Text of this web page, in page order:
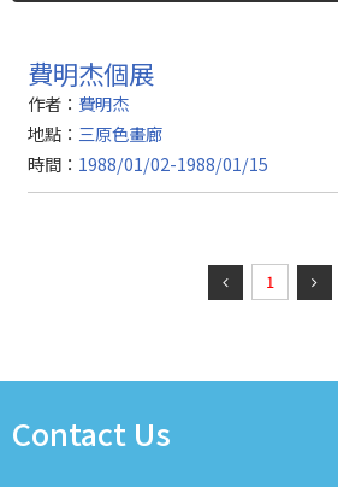
費明杰個展
作者： 費明杰
地點： 三原色畫廊
時間： 1988/01/02-1988/01/15
1
Contact Us